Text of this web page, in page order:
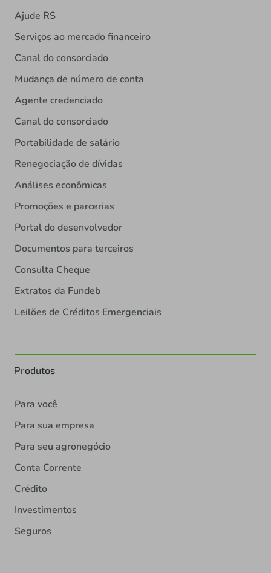
Ajude RS
Serviços ao mercado financeiro
Canal do consorciado
Mudança de número de conta
Agente credenciado
Canal do consorciado
Portabilidade de salário
Renegociação de dívidas
Análises econômicas
Promoções e parcerias
Portal do desenvolvedor
Documentos para terceiros
Consulta Cheque
Extratos da Fundeb
Leilões de Créditos Emergenciais
Produtos
Para você
Para sua empresa
Para seu agronegócio
Conta Corrente
Crédito
Investimentos
Seguros